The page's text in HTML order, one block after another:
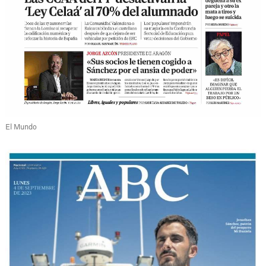
El Mundo